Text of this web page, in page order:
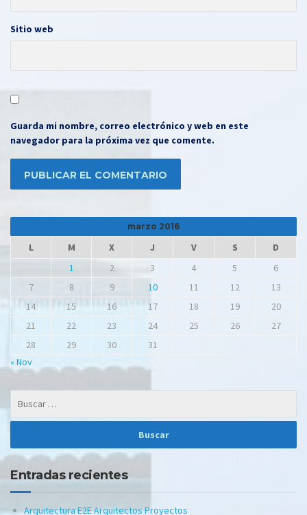
Sitio web
Guarda mi nombre, correo electrónico y web en este
navegador para la próxima vez que comente.
marzo 2016
L M X J V S
D
1
2 3 4 5
6
7
8 9 10 11 12
13
14
15 16 17 18 19
20
21
22 23 24 25 26
27
28
29 30
31
« Nov
Entradas recientes
Arquitectura E2E Arquitectos Proyectos